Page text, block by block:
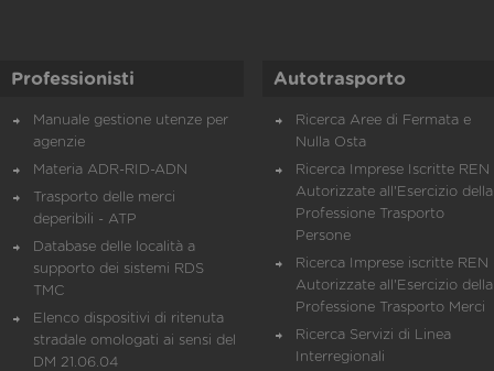
Professionisti
Manuale gestione utenze per
agenzie
Materia ADR-RID-ADN
Trasporto delle merci
deperibili - ATP
Database delle località a
supporto dei sistemi RDS
TMC
Elenco dispositivi di ritenuta
stradale omologati ai sensi del
DM 21.06.04
Autotrasporto
Ricerca Aree di Fermata e
Nulla Osta
Ricerca Imprese Iscritte REN
Autorizzate all'Esercizio della
Professione Trasporto
Persone
Ricerca Imprese iscritte REN
Autorizzate all'Esercizio della
Professione Trasporto Merci
Ricerca Servizi di Linea
Interregionali